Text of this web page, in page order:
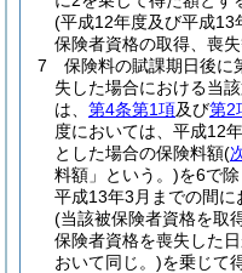
(平成12年度及び平成13
保険者資格の取得、喪
7
保険料の賦課期日後に
失した場合における当
は、 第4条第1項及び第2
度においては、平成12
とした場合の保険料額(
料額」という。)を6で
平成13年3月までの間
(当該被保険者資格を取
保険者資格を喪失した
おいて同じ。)を乗じて